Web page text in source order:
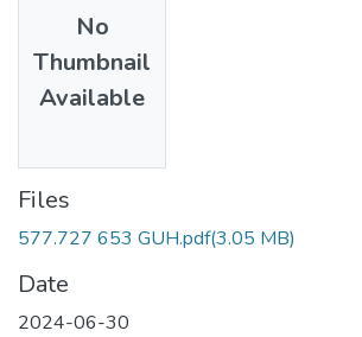
No
Thumbnail
Available
Files
577.727 653 GUH.pdf(3.05 MB)
Date
2024-06-30